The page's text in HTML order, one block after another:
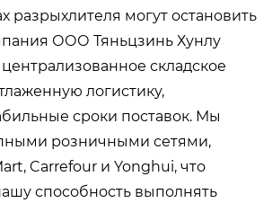
разрыхлителя могут остановить
ООО Тяньцзинь Хунлу
складское
логистику,
сроки поставок. Мы
розничными сетями,
Carrefour и Yonghui, что
способность выполнять